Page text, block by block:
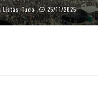
Listas Tudo 25/11/2025